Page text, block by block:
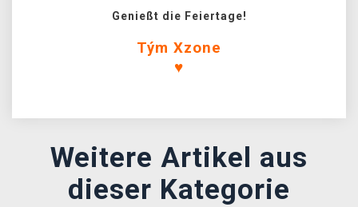
Genießt die Feiertage!
Tým Xzone
♥
Weitere Artikel aus
dieser Kategorie